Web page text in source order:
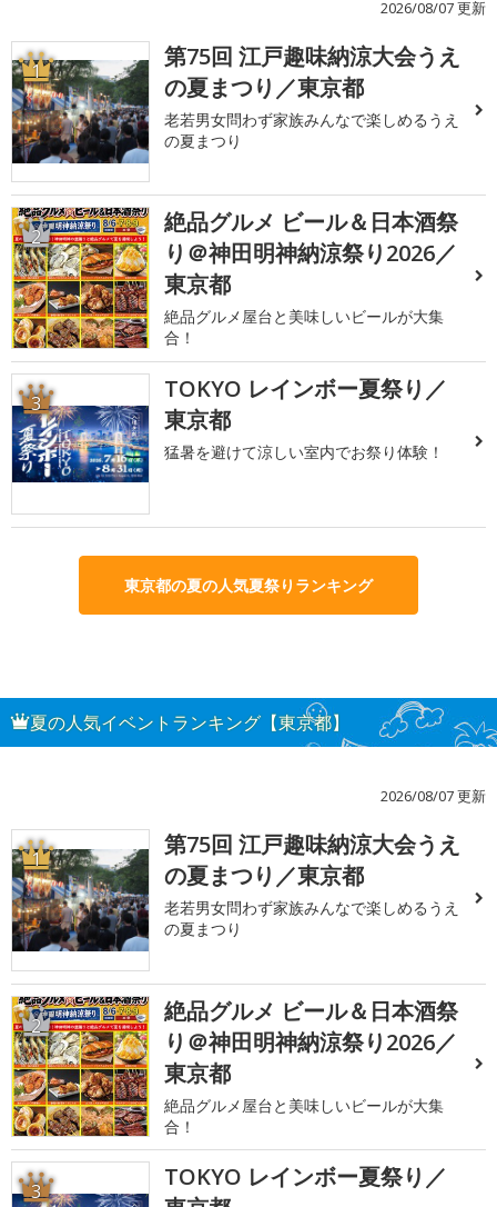
2026/08/07 更新
1
第75回 江戸趣味納涼大会うえ
の夏まつり／東京都
老若男女問わず家族みんなで楽しめるうえ
の夏まつり
2
絶品グルメ ビール＆日本酒祭
り＠神田明神納涼祭り2026／
東京都
絶品グルメ屋台と美味しいビールが大集
合！
3
TOKYO レインボー夏祭り／
東京都
猛暑を避けて涼しい室内でお祭り体験！
東京都の夏の人気夏祭りランキング
夏の人気イベントランキング【東京都】
2026/08/07 更新
1
第75回 江戸趣味納涼大会うえ
の夏まつり／東京都
老若男女問わず家族みんなで楽しめるうえ
の夏まつり
2
絶品グルメ ビール＆日本酒祭
り＠神田明神納涼祭り2026／
東京都
絶品グルメ屋台と美味しいビールが大集
合！
3
TOKYO レインボー夏祭り／